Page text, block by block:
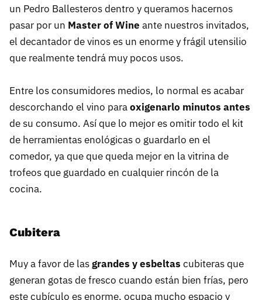
un Pedro Ballesteros dentro y queramos hacernos
pasar por un Master of Wine ante nuestros invitados,
el decantador de vinos es un enorme y frágil utensilio
que realmente tendrá muy pocos usos.
Entre los consumidores medios, lo normal es acabar
descorchando el vino paraoxigenarlo minutos antes
de su consumo. Así que lo mejor es omitir todo el kit
de herramientas enológicas o guardarlo en el
comedor, ya que que queda mejor en la vitrina de
trofeos que guardado en cualquier rincón de la
cocina.
Cubitera
Muy a favor de lasgrandes y esbeltas cubiteras que
generan gotas de fresco cuando están bien frías, pero
este cubículo es enorme, ocupa mucho espacio y